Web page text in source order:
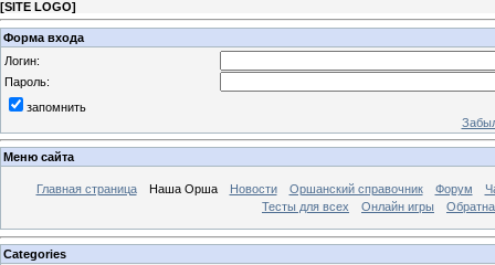
[SITE LOGO]
Форма входа
Логин:
Пароль:
запомнить
Меню сайта
Главная страница Наша Орша Новости Оршанский справочник Форум
Тесты для всех
Онлайн игры
Categories